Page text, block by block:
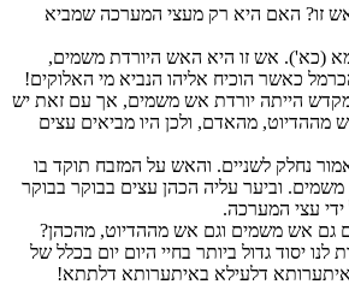
זו? האם היא רק מעצי המערכה שמביא
(כא'). אש זו היא האש היורדת משמים,
כאשר הוכיח אליהו הנביא מי האלוקים!
המקדש הייתה יורדת אש משמים, אך עם זאת יש
מההדיוט, מהאדם, ולכן היו מביאים עצים
נחלק לשניים. והאש על המזבח תוקד בו
וביער עליה הכהן עצים בבוקר בבוקר
עצי המערכה.
גם אש משמים וגם אש מההדיוט, מהכהן?
יסוד גדול ביותר בחיי היום יום בכלל של
דלעילא באיתערותא דלתתא!